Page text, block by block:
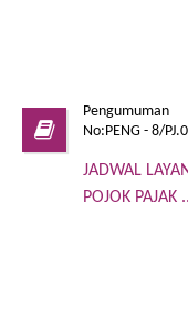
Pengumuman
No:PENG - 8/
JADWAL
POJOK PAJAK